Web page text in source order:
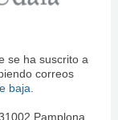
se ha suscrito a
correos
baja
Pamplona